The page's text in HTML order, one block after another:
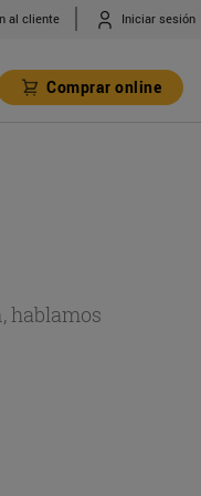
al cliente Iniciar sesión
Comprar online
hablamos